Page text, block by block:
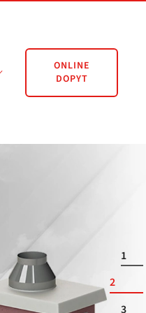
ONLINE
DOPYT
1
2
3